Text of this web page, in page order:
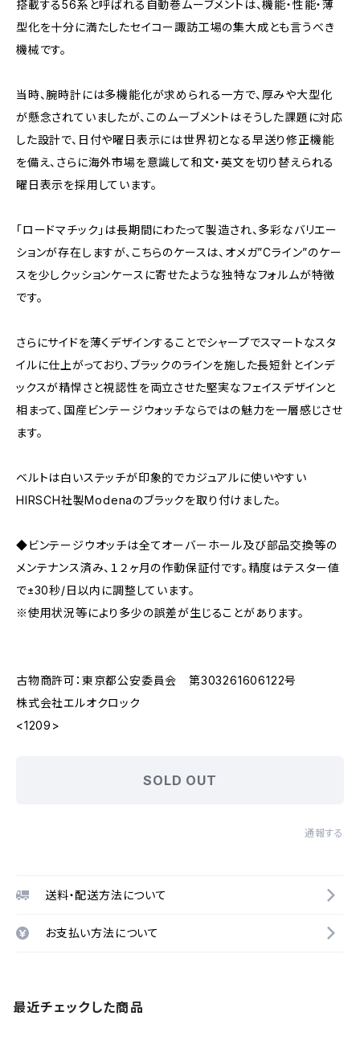
搭載する56系と呼ばれる自動巻ムーブメントは、機能・性能・薄
型化を十分に満たしたセイコー諏訪工場の集大成とも言うべき
機械です。
当時、腕時計には多機能化が求められる一方で、厚みや大型化
が懸念されていましたが、このムーブメントはそうした課題に対応
した設計で、日付や曜日表示には世界初となる早送り修正機能
を備え、さらに海外市場を意識して和文・英文を切り替えられる
曜日表示を採用しています。
「ロードマチック」は長期間にわたって製造され、多彩なバリエー
ションが存在しますが、こちらのケースは、オメガ”Cライン”のケー
スを少しクッションケースに寄せたような独特なフォルムが特徴
です。
さらにサイドを薄くデザインすることでシャープでスマートなスタ
イルに仕上がっており、ブラックのラインを施した長短針とインデ
ックスが精悍さと視認性を両立させた堅実なフェイスデザインと
相まって、国産ビンテージウォッチならではの魅力を一層感じさせ
ます。
ベルトは白いステッチが印象的でカジュアルに使いやすい
HIRSCH社製Modenaのブラックを取り付けました。
◆ビンテージウオッチは全てオーバーホール及び部品交換等の
メンテナンス済み、１２ヶ月の作動保証付です。精度はテスター値
で±30秒/日以内に調整しています。
※使用状況等により多少の誤差が生じることがあります。
古物商許可：東京都公安委員会 第303261606122号
株式会社エルオクロック
<1209>
SOLD OUT
通報する
送料・配送方法について
お支払い方法について
最近チェックした商品